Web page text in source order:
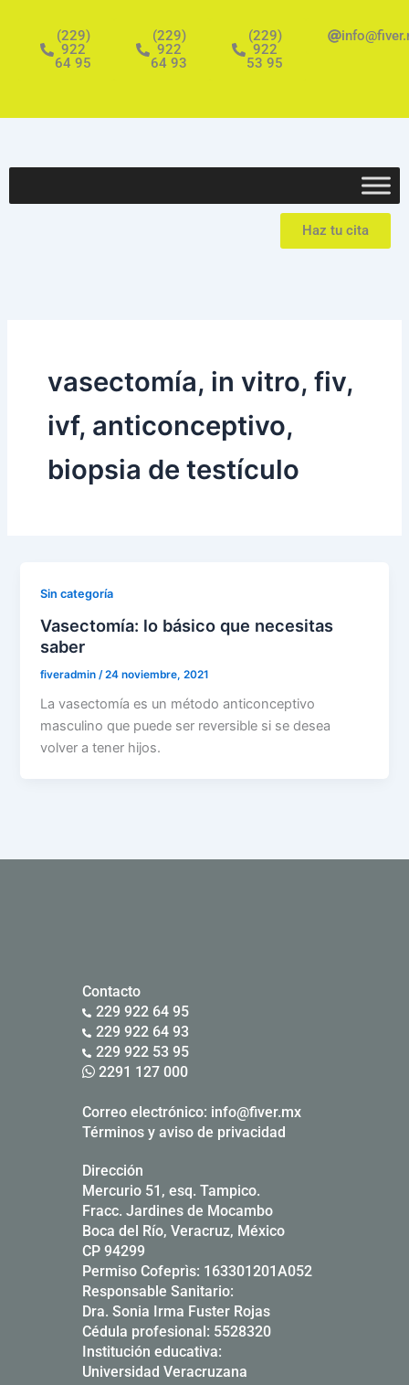
contenido
(229)
922
64 95
(229)
922
64 93
(229)
922
53 95
Haz tu cita
vasectomía, in vitro, fiv,
ivf, anticonceptivo,
biopsia de testículo
Sin categoría
Vasectomía: lo básico que necesitas
saber
fiveradmin /24 noviembre, 2021
La vasectomía es un método anticonceptivo
masculino que puede ser reversible si se desea
volver a tener hijos.
Contacto
229 922 64 95
229 922 64 93
229 922 53 95
2291 127 000
Correo electrónico: info@fiver.mx
Términos y aviso de privacidad
Dirección
Mercurio 51, esq. Tampico.
Fracc. Jardines de Mocambo
Boca del Río, Veracruz, México
CP 94299
Permiso Cofeprìs: 163301201A052
Responsable Sanitario:
Dra. Sonia Irma Fuster Rojas
Cédula profesional: 5528320
Institución educativa:
Universidad Veracruzana